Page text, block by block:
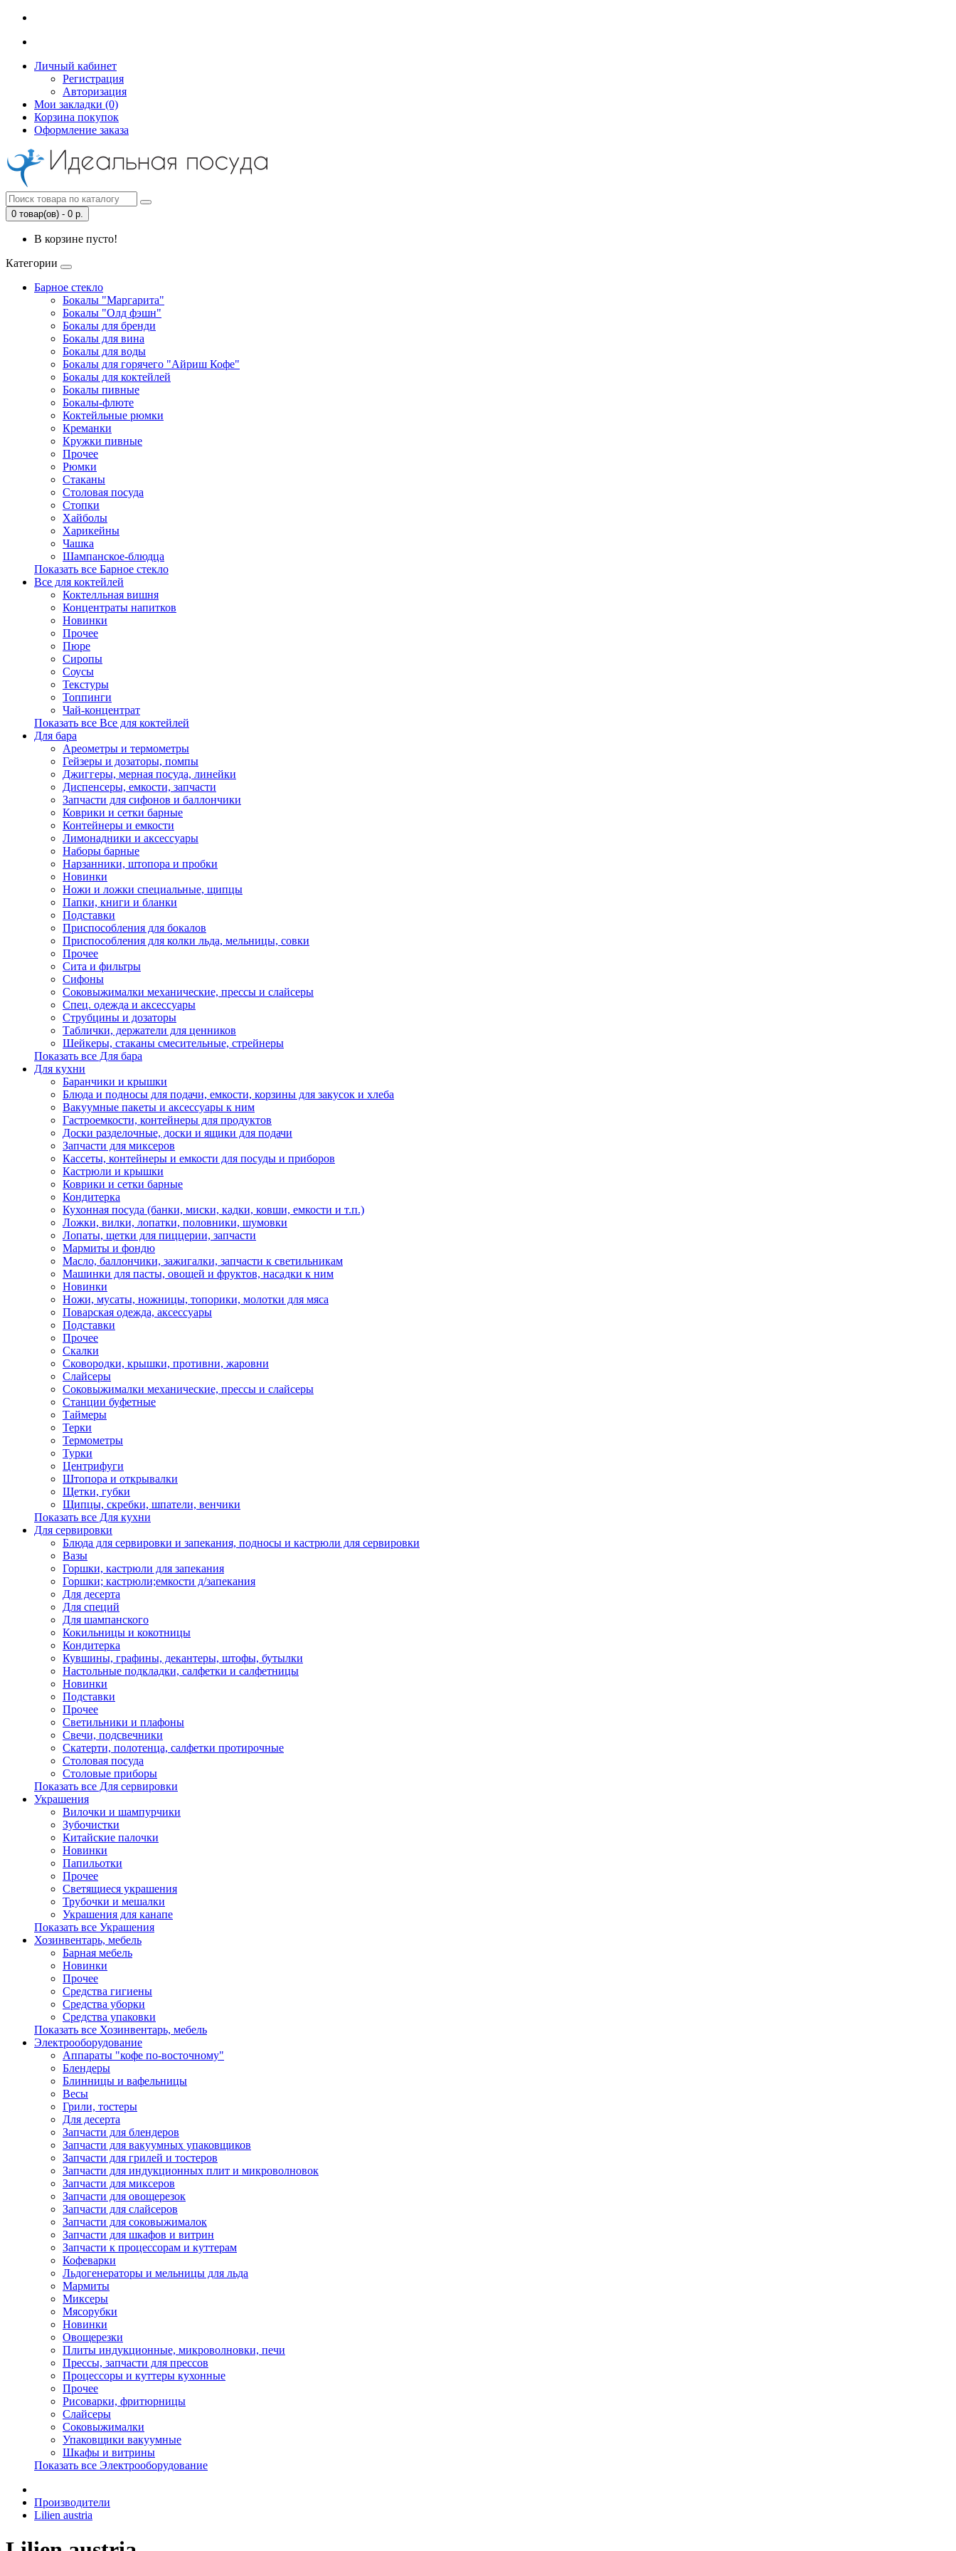
Личный кабинет
Регистрация
Авторизация
Мои закладки (0)
Корзина покупок
Оформление заказа
0 товар(ов) - 0 р.
В корзине пусто!
Категории
Барное стекло
Бокалы "Маргарита"
Бокалы "Олд фэшн"
Бокалы для бренди
Бокалы для вина
Бокалы для воды
Бокалы для горячего "Айриш Кофе"
Бокалы для коктейлей
Бокалы пивные
Бокалы-флюте
Коктейльные рюмки
Креманки
Кружки пивные
Прочее
Рюмки
Стаканы
Столовая посуда
Стопки
Хайболы
Харикейны
Чашка
Шампанское-блюдца
Показать все Барное стекло
Все для коктейлей
Коктелльная вишня
Концентраты напитков
Новинки
Прочее
Пюре
Сиропы
Соусы
Текстуры
Топпинги
Чай-концентрат
Показать все Все для коктейлей
Для бара
Ареометры и термометры
Гейзеры и дозаторы, помпы
Джиггеры, мерная посуда, линейки
Диспенсеры, емкости, запчасти
Запчасти для сифонов и баллончики
Коврики и сетки барные
Контейнеры и емкости
Лимонадники и аксессуары
Наборы барные
Нарзанники, штопора и пробки
Новинки
Ножи и ложки специальные, щипцы
Папки, книги и бланки
Подставки
Приспособления для бокалов
Приспособления для колки льда, мельницы, совки
Прочее
Сита и фильтры
Сифоны
Соковыжималки механические, прессы и слайсеры
Спец. одежда и аксессуары
Струбцины и дозаторы
Таблички, держатели для ценников
Шейкеры, стаканы смесительные, стрейнеры
Показать все Для бара
Для кухни
Баранчики и крышки
Блюда и подносы для подачи, емкости, корзины для закусок и хлеба
Вакуумные пакеты и аксессуары к ним
Гастроемкости, контейнеры для продуктов
Доски разделочные, доски и ящики для подачи
Запчасти для миксеров
Кассеты, контейнеры и емкости для посуды и приборов
Кастрюли и крышки
Коврики и сетки барные
Кондитерка
Кухонная посуда (банки, миски, кадки, ковши, емкости и т.п.)
Ложки, вилки, лопатки, половники, шумовки
Лопаты, щетки для пиццерии, запчасти
Мармиты и фондю
Масло, баллончики, зажигалки, запчасти к светильникам
Машинки для пасты, овощей и фруктов, насадки к ним
Новинки
Ножи, мусаты, ножницы, топорики, молотки для мяса
Поварская одежда, аксессуары
Подставки
Прочее
Скалки
Сковородки, крышки, противни, жаровни
Слайсеры
Соковыжималки механические, прессы и слайсеры
Станции буфетные
Таймеры
Терки
Термометры
Турки
Центрифуги
Штопора и открывалки
Щетки, губки
Щипцы, скребки, шпатели, венчики
Показать все Для кухни
Для сервировки
Блюда для сервировки и запекания, подносы и кастрюли для сервировки
Вазы
Горшки, кастрюли для запекания
Горшки; кастрюли;емкости д/запекания
Для десерта
Для специй
Для шампанского
Кокильницы и кокотницы
Кондитерка
Кувшины, графины, декантеры, штофы, бутылки
Настольные подкладки, салфетки и салфетницы
Новинки
Подставки
Прочее
Светильники и плафоны
Свечи, подсвечники
Скатерти, полотенца, салфетки протирочные
Столовая посуда
Столовые приборы
Показать все Для сервировки
Украшения
Вилочки и шампурчики
Зубочистки
Китайские палочки
Новинки
Папильотки
Прочее
Светящиеся украшения
Трубочки и мешалки
Украшения для канапе
Показать все Украшения
Хозинвентарь, мебель
Барная мебель
Новинки
Прочее
Средства гигиены
Средства уборки
Средства упаковки
Показать все Хозинвентарь, мебель
Электрооборудование
Аппараты "кофе по-восточному"
Блендеры
Блинницы и вафельницы
Весы
Грили, тостеры
Для десерта
Запчасти для блендеров
Запчасти для вакуумных упаковщиков
Запчасти для грилей и тостеров
Запчасти для индукционных плит и микроволновок
Запчасти для миксеров
Запчасти для овощерезок
Запчасти для слайсеров
Запчасти для соковыжималок
Запчасти для шкафов и витрин
Запчасти к процессорам и куттерам
Кофеварки
Льдогенераторы и мельницы для льда
Мармиты
Миксеры
Мясорубки
Новинки
Овощерезки
Плиты индукционные, микроволновки, печи
Прессы, запчасти для прессов
Процессоры и куттеры кухонные
Прочее
Рисоварки, фритюрницы
Слайсеры
Соковыжималки
Упаковщики вакуумные
Шкафы и витрины
Показать все Электрооборудование
Производители
Lilien austria